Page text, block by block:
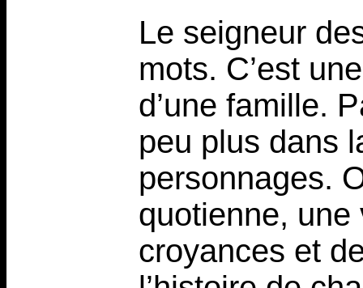
Le seigneur
mots. C’est
d’une famille.
peu plus dans
personnages.
quotienne,
croyances et